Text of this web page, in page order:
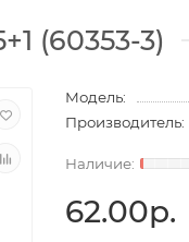
(60353-3)
Модель:
Производитель:
62.00р.